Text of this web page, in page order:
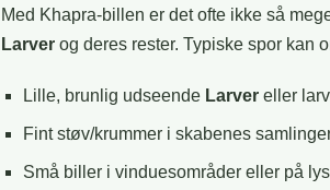
Med Khapra-billen er det ofte ikke så
Larver og deres rester. Typiske spor kan
Lille, brunlig udseende Larver eller
Fint støv/krummer i skabenes
Små biller i vinduesområder eller på